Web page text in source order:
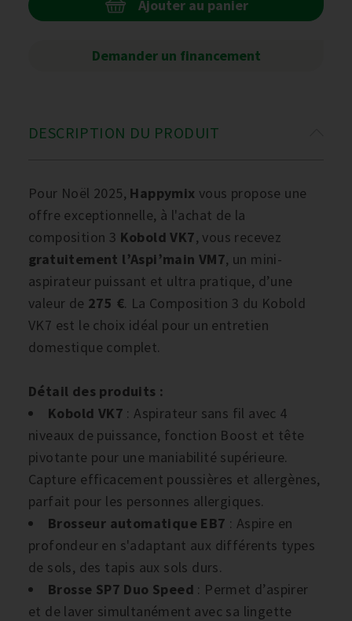
Ajouter au panier
Demander un financement
DESCRIPTION DU PRODUIT
Pour Noël 2025, Happymix vous propose une
offre exceptionnelle, à l'achat de la
composition 3 Kobold VK7, vous recevez
gratuitement l’Aspi’main VM7, un mini-
aspirateur puissant et ultra pratique, d’une
valeur de 275 €. La Composition 3 du Kobold
VK7 est le choix idéal pour un entretien
domestique complet.
Détail des produits :
Kobold VK7 : Aspirateur sans fil avec 4
niveaux de puissance, fonction Boost et tête
pivotante pour une maniabilité supérieure.
Capture efficacement poussières et allergènes,
parfait pour les personnes allergiques.
Brosseur automatique EB7 : Aspire en
profondeur en s'adaptant aux différents types
de sols, des tapis aux sols durs.
Brosse SP7 Duo Speed : Permet d’aspirer
et de laver simultanément avec sa lingette